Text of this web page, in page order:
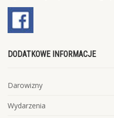
DODATKOWE INFORMACJE
Darowizny
Wydarzenia